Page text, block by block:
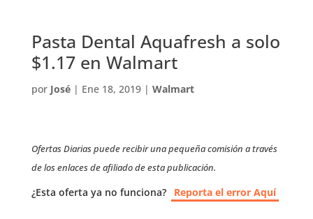
Pasta Dental Aquafresh a solo
$1.17 en Walmart
por José| Ene 18, 2019| Walmart
Ofertas Diarias puede recibir una pequeña comisión a través
de los enlaces de afiliado de esta publicación.
¿Esta oferta ya no funciona? Reporta el error Aquí